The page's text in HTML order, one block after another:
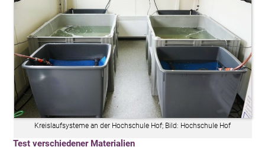
Kreislaufsysteme an der Hochschule Hof; Bild: Hochschule Hof
Test verschiedener Materialien